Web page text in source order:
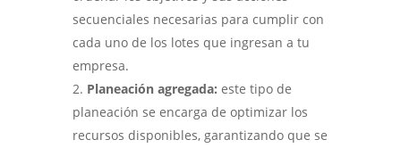
secuenciales necesarias para cumplir con
cada uno de los lotes que ingresan a tu
empresa.
Planeación agregada: este tipo de
planeación se encarga de optimizar los
recursos disponibles, garantizando que se